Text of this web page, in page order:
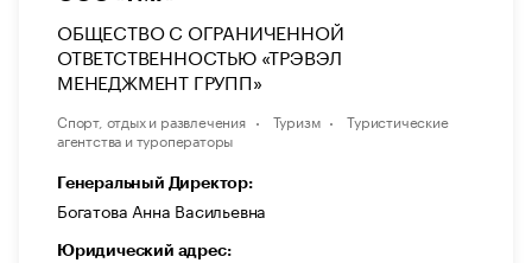
ОБЩЕСТВО С ОГРАНИЧЕННОЙ
ОТВЕТСТВЕННОСТЬЮ «ТРЭВЭЛ
МЕНЕДЖМЕНТ ГРУПП»
Спорт, отдых и развлечения Туризм
Туристические
агентства и туроператоры
Генеральный Директор:
Богатова Анна Васильевна
Юридический адрес: